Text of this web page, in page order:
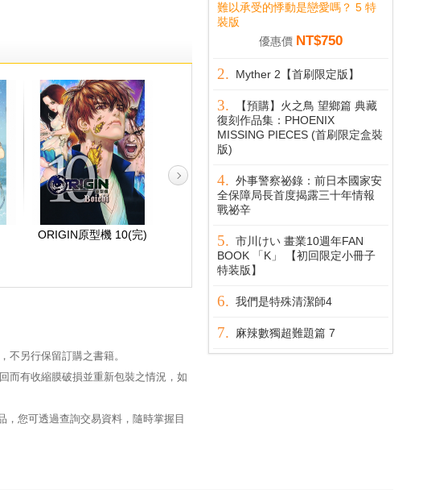
ORIGIN原型機 10(完) ORIGIN原型機 1 ORIGIN原型機 2
不另行保留訂購之書籍。
而有收縮膜破損並重新包裝之情況，如
您可透過查詢交易資料，隨時掌握目
難以承受的悸動是戀愛嗎？ 5 特
裝版
優惠價 NT$750
Myther 2【首刷限定版】
【預購】火之鳥 望鄉篇 典藏
復刻作品集：PHOENIX
MISSING PIECES (首刷限定盒裝
版)
外事警察祕錄：前日本國家安
全保障局長首度揭露三十年情報
戰祕辛
市川けい 畫業10週年FAN
BOOK 「K」 【初回限定小冊子
特装版】
我們是特殊清潔師4
麻辣數獨超難題篇 7